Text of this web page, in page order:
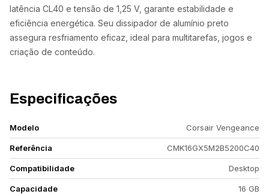
latência CL40 e tensão de 1,25 V, garante estabilidade e
eficiência energética. Seu dissipador de alumínio preto
assegura resfriamento eficaz, ideal para multitarefas, jogos e
criação de conteúdo.
Especificações
Modelo Corsair Vengeance
Referência CMK16GX5M2B5200C40
Compatibilidade Desktop
Capacidade 16 GB